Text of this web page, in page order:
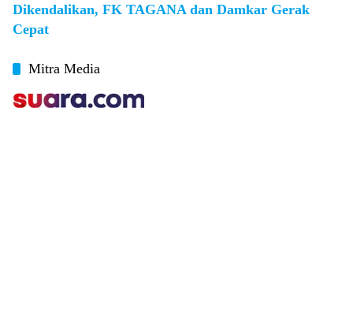
Dikendalikan, FK TAGANA dan Damkar Gerak
Cepat
Mitra Media